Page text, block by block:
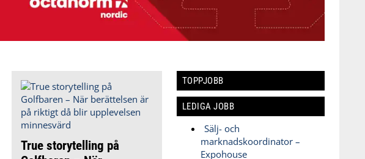
True storytelling på
TOPPJOBB
LEDIGA JOBB
Sälj- och
marknadskoordinator –
Expohouse